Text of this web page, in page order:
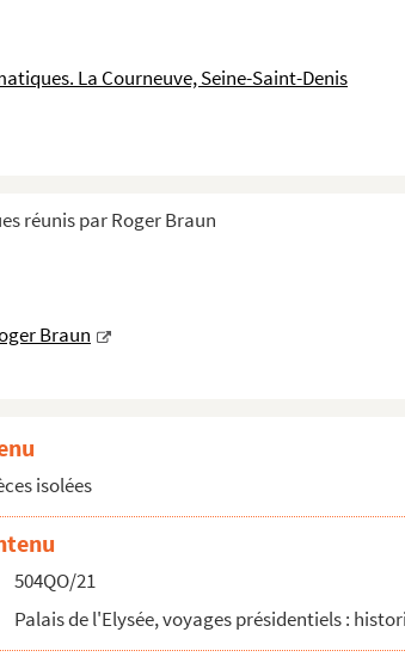
La Courneuve, Seine-Saint-Denis
réunis par Roger Braun
Braun
isolées
504QO/21
Palais de l'Elysée, voyages présidentiels :